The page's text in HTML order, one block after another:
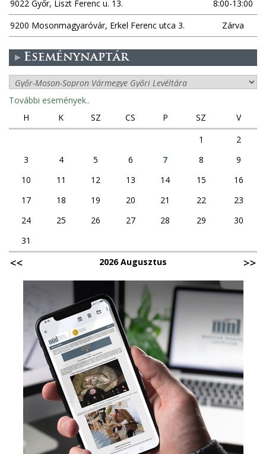
9022 Győr, Liszt Ferenc u. 13.
8:00-13:00
9200 Mosonmagyaróvár, Erkel Ferenc utca 3.
Zárva
Eseménynaptár
További események..
H
K SZ CS P SZ
V
1
2
3
4 5 6 7 8
9
10
11 12 13 14 15
16
17
18 19 20 21 22
23
24
25 26 27 28 29
30
31
2026 Augusztus